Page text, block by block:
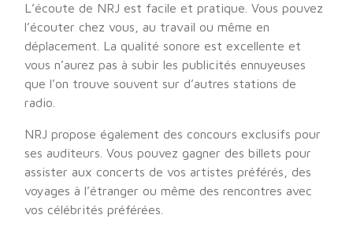
L’écoute de NRJ est facile et pratique. Vous pouvez
l’écouter chez vous, au travail ou même en
déplacement. La qualité sonore est excellente et
vous n’aurez pas à subir les publicités ennuyeuses
que l’on trouve souvent sur d’autres stations de
radio.
NRJ propose également des concours exclusifs pour
ses auditeurs. Vous pouvez gagner des billets pour
assister aux concerts de vos artistes préférés, des
voyages à l’étranger ou même des rencontres avec
vos célébrités préférées.